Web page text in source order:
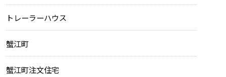
トレーラーハウス
蟹江町
蟹江町注文住宅